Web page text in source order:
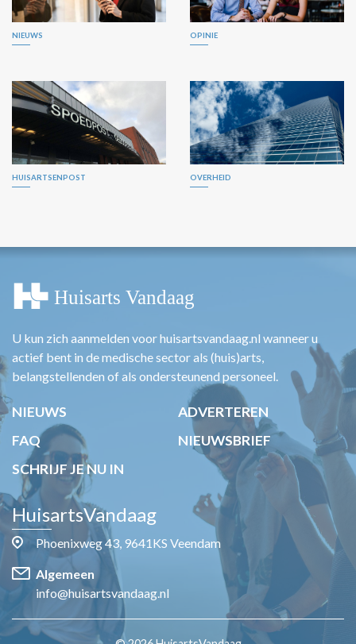
NIEUWS OPINIE
HUISARTSENPOST OVERHEID
U kun zich aanmelden voor huisartsvandaag.nl wanneer u
actief bent in de medische sector als (huis)arts,
belangstellenden of als ondersteunend personeel.
NIEUWS
ADVERTEREN
FAQ
NIEUWSBRIEF
SCHRIJF JE NU IN
HuisartsVandaag
Phoenixweg 43, 9641KS Veendam
Algemeen
info@huisartsvandaag.nl